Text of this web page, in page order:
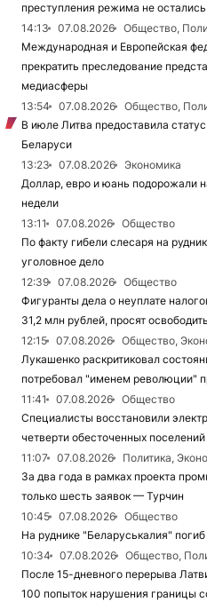
преступления режима не
14:13
07.08.2026
Общество,
Международная и Европейская
прекратить преследование
медиасферы
13:54
07.08.2026
Общество,
В июле Литва предоставила
Беларуси
13:23
07.08.2026
Экономика
Доллар, евро и юань подорожали
недели
13:11
07.08.2026
Общество
По факту гибели слесаря на
уголовное дело
12:39
07.08.2026
Общество
Фигуранты дела о неуплате
31,2 млн рублей, просят
12:15
07.08.2026
Общество,
Лукашенко раскритиковал
потребовал "именем революции"
11:41
07.08.2026
Общество
Специалисты восстановили
четверти обесточенных
11:07
07.08.2026
Политика,
За два года в рамках проекта
только шесть заявок — Турчин
10:45
07.08.2026
Общество
На руднике "Беларуськалия"
10:34
07.08.2026
Общество,
После 15-дневного перерыва
100 попыток нарушения границы